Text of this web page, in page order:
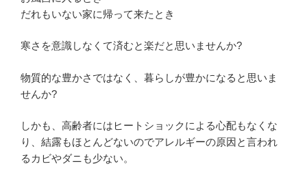
だれもいない家に帰って来たとき
寒さを意識しなくて済むと楽だと思いませんか?
物質的な豊かさではなく、暮らしが豊かになると思いま
せんか?
しかも、高齢者にはヒートショックによる心配もなくな
り、結露もほとんどないのでアレルギーの原因と言われ
るカビやダニも少ない。